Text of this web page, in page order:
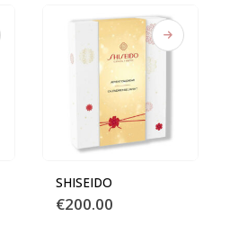
SHISEIDO
€200.00